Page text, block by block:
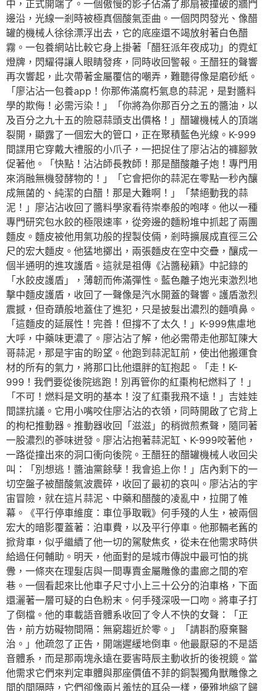
中，正式開端了。一個傲慢的影子佔滿了那扇被撞破的牆門
邊沿，光線一剎時被極真個酸氣歪曲。一個閃閃發光、像醋
罐的機械人徐徐漂浮出去，它的底座還不竭放射著白色醋
霧。一包養網站比較它身上掛著「醋狂派年夜成功」的霓虹
燈牌，閃耀得讓人眼睛發疼，同時收回警報。王醋狂的聲響
再次響起，此次帶著金屬覆信的嘲弄，難聽得像是磨砂紙。
「廖沾沾一包養app！你那佈滿腐朽氣息的蒜泥，是對醬料
學的欺侮！必需污染！」「你將為你那百分之五的醬油，以
及百分之九十五的險惡蒜頭支出價格！」醋罐機械人的頂端
裂開，顯露了一個宏大的管口，正在聚積藍色光線。K-999
間諜用它穿戴大禮服的小爪子，一把捉住了廖沾沾的褲腳敦
促著他。「快點！沾沾師長教師！那是醋酸離子炮！專門用
來消融無機發酵物的！」「它會把你的蒜泥在零點一秒內釀
成無菌的、純潔的白醋！那是大難啊！」「禁絕動我的蒜
泥！」廖沾沾收回了醬料學家看待崇奉般的咆哮。他以一種
專門研究包水餃的極限速率，從旁邊的麵粉堆中抓起了兩團
麵皮。麵皮被他用氣功般的捏製伎倆，剎時擴展成直徑三公
尺的宏大麵皮。他猛地擲出，兩張麵皮在空中交疊，釀成一
個半通明的進攻護盾。這就是祖傳《沾醬秘籍》中記錄的
「水餃皮護盾」，薄韌而佈滿彈性。藍色離子炮光束激烈地
擊中麵皮護盾，收回了一聲像是汽水開蓋的聲響。護盾激烈
震撼，但奇蹟般地蓋住了進犯，只是披髮出濃烈的麵噴鼻。
「這麵皮的延展性！完善！但撐不了太久！」K-999焦慮地
大呼，中藥味更濃了。廖沾沾了解，他必需帶走他那缸陳大
哥蒜泥，那是宇宙的盼望。他跑到蒜泥缸前，使出他搬運食
材的所有的氣力，將那口比他還胖的缸抱起。「走！K-
999！我們要從後院逃跑！別再管你的紅棗枸杞燃料了！」
「不可！燃料是文明的基本！沒了紅棗我飛不遠！」吉娃娃
間諜抗議。它用小嘴咬住廖沾沾的衣領，同時開啟了它背上
的枸杞推動器。推動器收回「滋滋」的稍微煎煮聲，隨同著
一股濃烈的蔘味迸發。廖沾沾抱著蒜泥缸、K-999咬著他，
一路從撞出來的洞口衝向後院。王醋狂的醋罐機械人收回尖
叫：「別想逃！醬油黨餘孽！我會追上你！」店內剩下的一
切空盤子被醋酸氣波震碎，收回了最初的哀叫。廖沾沾的宇
宙冒險，就在這片蒜泥、中藥和醋酸的凌亂中，拉開了帷
幕。《平行停車維度：車位爭取戰》何手殘的人生，被兩個
宏大的暗影覆蓋著：泊車費，以及平行停車。他那輛老舊的
掀背車，似乎繼續了他一切的駕駛焦炙，從未在他需求時供
給過任何輔助。明天，他面對的是城市傳說中最可怕的挑
釁，一條夾在理髮店與一間專賣金屬雕像的畫廊之間的窄
巷。一個看起來比他車子尺寸小上三十公分的泊車格，下面
還灑著一層可疑的白色粉末。何手殘深吸一口吻。將車子打
了倒檔。他的車載語音體系收回了令人不快的女聲：「正
告，前方妨礙物間隔：無窮趨近於零。」「請斟酌廢棄醫
治。」他疏忽了正告，開端遲緩地倒車。他最厭惡的不是語
音體系，而是那兩塊永遠在要害時辰主動收折的後視鏡。當
他需求它們來判定車體與那座價值不菲的銅製獨角獸雕像之
間的間隔時，它們卻像兩片羞怯的耳朵一樣，優雅地縮了歸